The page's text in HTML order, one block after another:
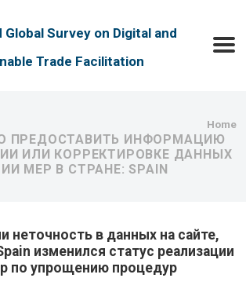
Global Survey on Digital and
Trade Facilitation
Home
ПРЕДОСТАВИТЬ ИНФОРМАЦИЮ
ИЛИ КОРРЕКТИРОВКЕ ДАННЫХ
МЕР В СТРАНЕ: SPAIN
неточность в данных на сайте,
изменился статус реализации
по упрощению процедур